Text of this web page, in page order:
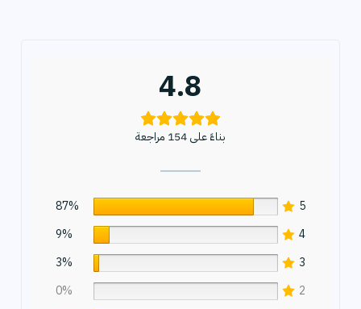
4.8
بناءً على 154 مراجعة
5
87%
4
9%
3
3%
2
0%